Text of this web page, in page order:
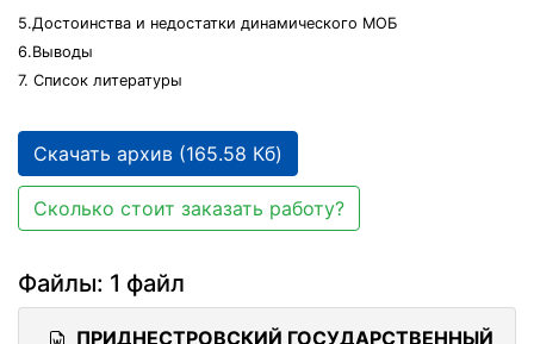
5.Достоинства и недостатки динамического МОБ
6.Выводы
7. Список литературы
Скачать архив (165.58 Кб)
Сколько стоит заказать работу?
Файлы: 1 файл
ПРИДНЕСТРОВСКИЙ ГОСУДАРСТВЕННЫЙ